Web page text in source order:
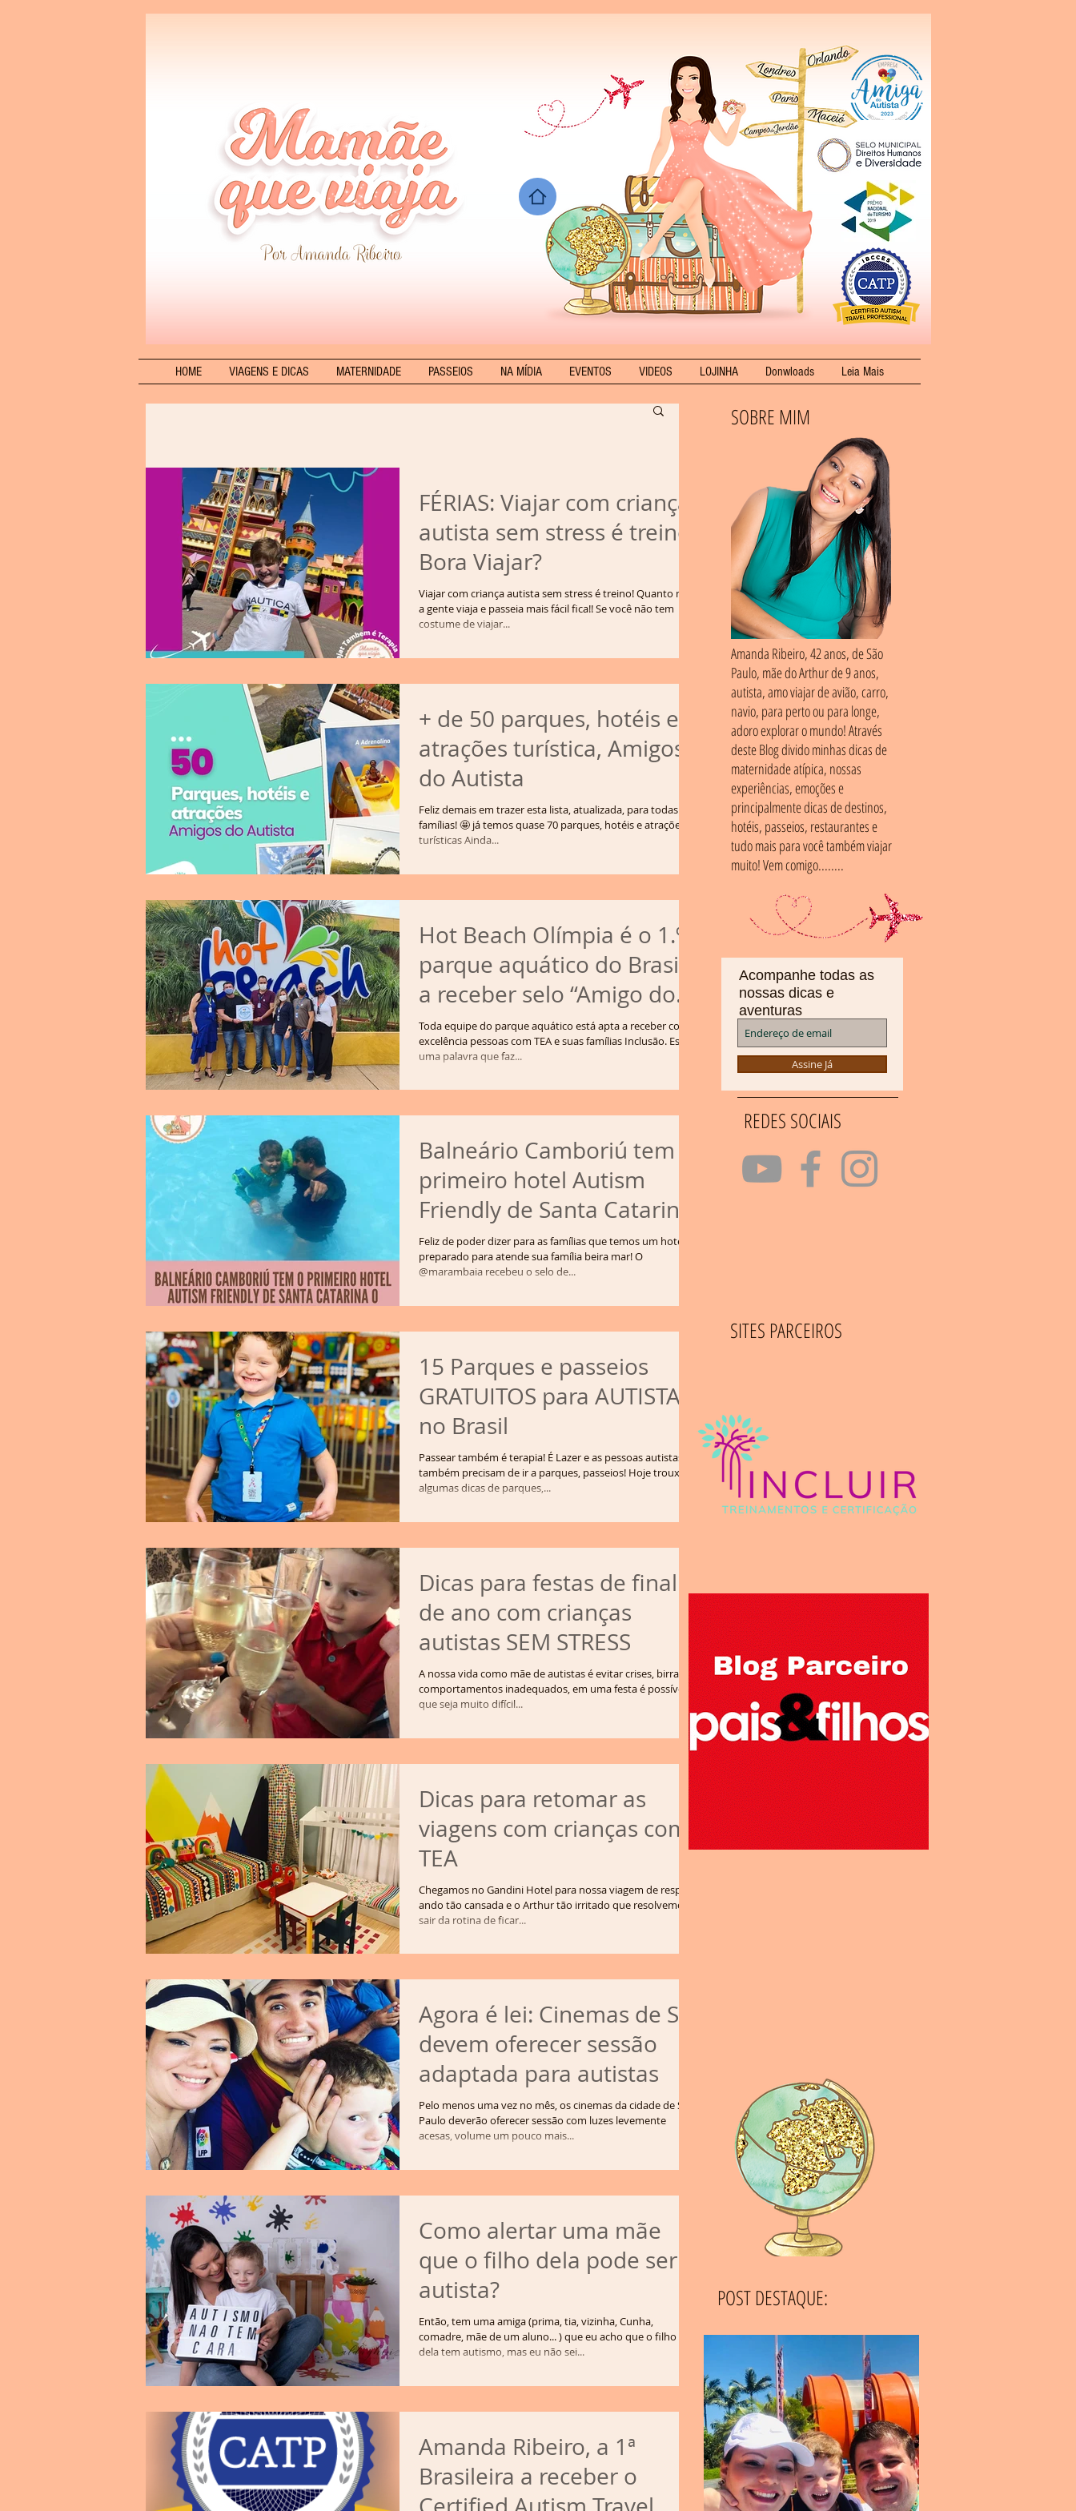
HOME VIAGENS E DICAS MATERNIDADE PASSEIOS NA MÍDIA EVENTOS VIDEOS LOJINHA Donwloads Leia Mais
FÉRIAS: Viajar com criança
autista sem stress é treino!
Bora Viajar?
Viajar com criança autista sem stress é treino! Quanto mais
a gente viaja e passeia mais fácil fica!! Se você não tem
costume de viajar...
+ de 50 parques, hotéis e
atrações turística, Amigos
do Autista
Feliz demais em trazer esta lista, atualizada, para todas as
famílias! 🤩 já temos quase 70 parques, hotéis e atrações
turísticas Ainda...
Hot Beach Olímpia é o 1.º
parque aquático do Brasil
a receber selo “Amigo do
Autista”
Toda equipe do parque aquático está apta a receber com
excelência pessoas com TEA e suas famílias Inclusão. Essa é
uma palavra que faz...
Balneário Camboriú tem o
primeiro hotel Autism
Friendly de Santa Catarina
o Marambaia hotel
Feliz de poder dizer para as famílias que temos um hotel
preparado para atende sua família beira mar! O
@marambaia recebeu o selo de...
15 Parques e passeios
GRATUITOS para AUTISTAS
no Brasil
Passear também é terapia! É Lazer e as pessoas autistas
também precisam de ir a parques, passeios! Hoje trouxe
algumas dicas de parques,...
Dicas para festas de final
de ano com crianças
autistas SEM STRESS
A nossa vida como mãe de autistas é evitar crises, birras e
comportamentos inadequados, em uma festa é possível
que seja muito difícil...
Dicas para retomar as
viagens com crianças com
TEA
Chegamos no Gandini Hotel para nossa viagem de respiro,
ando tão cansada e o Arthur tão irritado que resolvemos
sair da rotina de ficar...
Agora é lei: Cinemas de SP
devem oferecer sessão
adaptada para autistas
Pelo menos uma vez no mês, os cinemas da cidade de São
Paulo deverão oferecer sessão com luzes levemente
acesas, volume um pouco mais...
Como alertar uma mãe
que o filho dela pode ser
autista?
Então, tem uma amiga (prima, tia, vizinha, Cunha,
comadre, mãe de um aluno... ) que eu acho que o filho
dela tem autismo, mas eu não sei...
Amanda Ribeiro, a 1ª
Brasileira a receber o
SOBRE MIM
Amanda Ribeiro, 42 anos, de São
Paulo, mãe do Arthur de 9 anos,
autista, amo viajar de avião, carro,
navio, para perto ou para longe,
adoro explorar o mundo! Através
deste Blog divido minhas dicas de
maternidade atípica, nossas
experiências, emoções e
principalmente dicas de destinos,
hotéis, passeios, restaurantes e
tudo mais para você também viajar
muito! Vem comigo........
Acompanhe todas as
nossas dicas e
aventuras
Assine Já
REDES SOCIAIS
SITES PARCEIROS
POST DESTAQUE: